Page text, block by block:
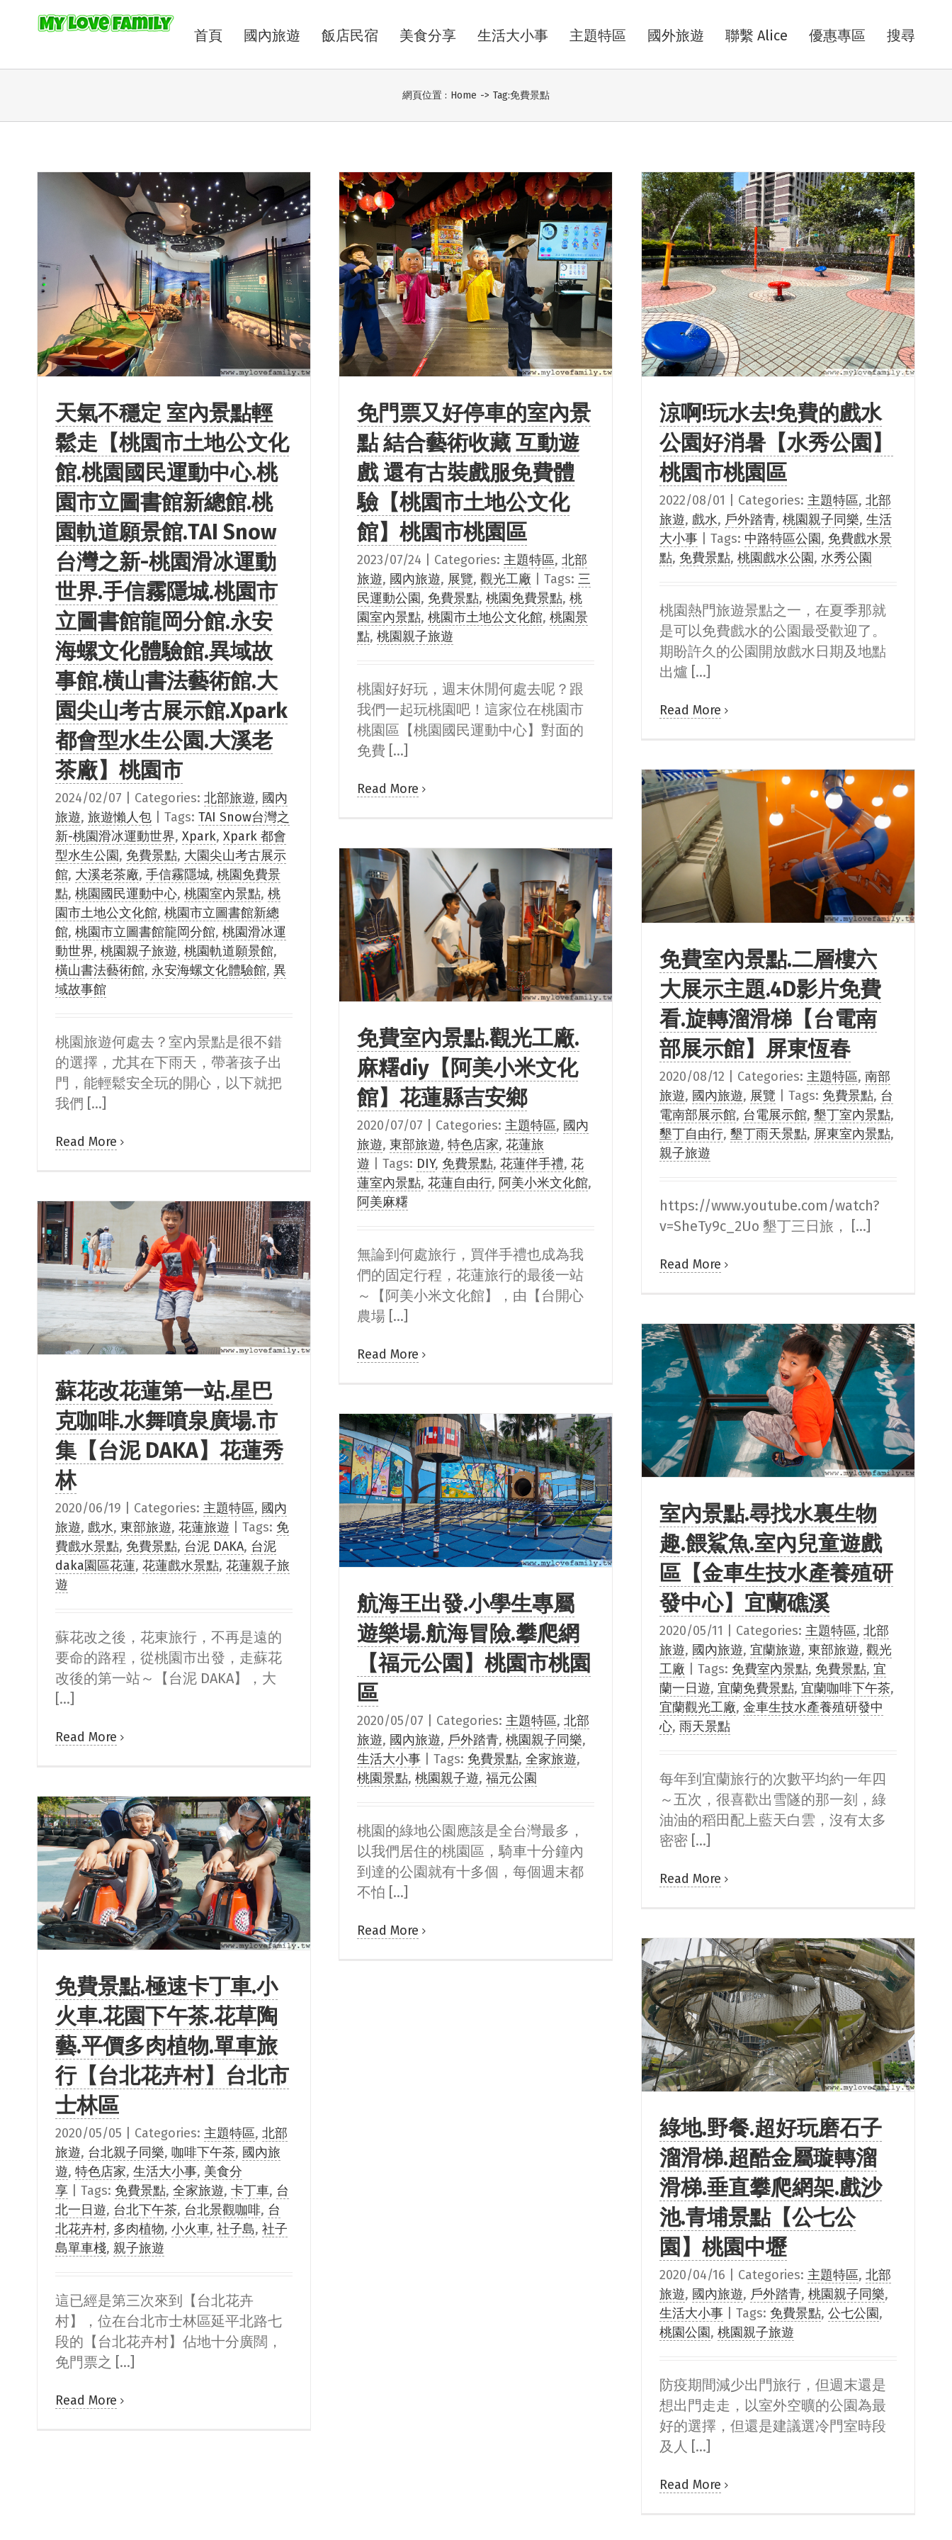
首頁 國內旅遊 飯店民宿 美食分享 生活大小事 主題特區 國外旅遊 聯繫 Alice 優惠專區 搜尋
網頁位置 : Home -> Tag:免費景點
天氣不穩定 室內景點輕
鬆走【桃園市土地公文化
館.桃園國民運動中心.桃
園市立圖書館新總館.桃
園軌道願景館.TAI Snow
台灣之新-桃園滑冰運動
世界.手信霧隱城.桃園市
立圖書館龍岡分館.永安
海螺文化體驗館.異域故
事館.橫山書法藝術館.大
園尖山考古展示館.Xpark
都會型水生公園.大溪老
茶廠】桃園市
2024/02/07 Categories: 北部旅遊, 國內
旅遊, 旅遊懶人包 Tags: TAI Snow台灣之
新-桃園滑冰運動世界, Xpark, Xpark 都會
型水生公園, 免費景點, 大園尖山考古展示
館, 大溪老茶廠, 手信霧隱城, 桃園免費景
點, 桃園國民運動中心, 桃園室內景點, 桃
園市土地公文化館, 桃園市立圖書館新總
館, 桃園市立圖書館龍岡分館, 桃園滑冰運
動世界, 桃園親子旅遊, 桃園軌道願景館,
橫山書法藝術館, 永安海螺文化體驗館, 異
域故事館
桃園旅遊何處去？室內景點是很不錯
的選擇，尤其在下雨天，帶著孩子出
門，能輕鬆安全玩的開心，以下就把
我們 [...]
Read More
免門票又好停車的室內景
點 結合藝術收藏 互動遊
戲 還有古裝戲服免費體
驗【桃園市土地公文化
館】桃園市桃園區
2023/07/24 Categories: 主題特區, 北部
旅遊, 國內旅遊, 展覽, 觀光工廠 Tags: 三
民運動公園, 免費景點, 桃園免費景點, 桃
園室內景點, 桃園市土地公文化館, 桃園景
點, 桃園親子旅遊
桃園好好玩，週末休閒何處去呢？跟
我們一起玩桃園吧！這家位在桃園市
桃園區【桃園國民運動中心】對面的
免費 [...]
Read More
涼啊!玩水去!免費的戲水
公園好消暑【水秀公園】
桃園市桃園區
2022/08/01 Categories: 主題特區, 北部
旅遊, 戲水, 戶外踏青, 桃園親子同樂, 生活
大小事
Tags: 中路特區公園, 免費戲水景
點, 免費景點, 桃園戲水公園, 水秀公園
桃園熱門旅遊景點之一，在夏季那就
是可以免費戲水的公園最受歡迎了。
期盼許久的公園開放戲水日期及地點
出爐 [...]
Read More
免費室內景點.二層樓六
大展示主題.4D影片免費
看.旋轉溜滑梯【台電南
部展示館】屏東恆春
2020/08/12 Categories: 主題特區, 南部
旅遊, 國內旅遊, 展覽 Tags: 免費景點, 台
電南部展示館, 台電展示館, 墾丁室內景點,
墾丁自由行, 墾丁雨天景點, 屏東室內景點,
親子旅遊
https://www.youtube.com/watch?
v=SheTy9c_2Uo 墾丁三日旅， [...]
Read More
免費室內景點.觀光工廠.
麻糬diy【阿美小米文化
館】花蓮縣吉安鄉
2020/07/07 Categories: 主題特區, 國內
旅遊, 東部旅遊, 特色店家, 花蓮旅
遊
Tags: DIY, 免費景點, 花蓮伴手禮, 花
蓮室內景點, 花蓮自由行, 阿美小米文化館,
阿美麻糬
無論到何處旅行，買伴手禮也成為我
們的固定行程，花蓮旅行的最後一站
～【阿美小米文化館】，由【台開心
農場 [...]
Read More
蘇花改花蓮第一站.星巴
克咖啡.水舞噴泉廣場.市
集【台泥 DAKA】花蓮秀
林
2020/06/19 Categories: 主題特區, 國內
旅遊, 戲水, 東部旅遊, 花蓮旅遊 Tags: 免
費戲水景點, 免費景點, 台泥 DAKA, 台泥
daka園區花蓮, 花蓮戲水景點, 花蓮親子旅
遊
蘇花改之後，花東旅行，不再是遠的
要命的路程，從桃園市出發，走蘇花
改後的第一站～【台泥 DAKA】，大
[...]
Read More
室內景點.尋找水裏生物
趣.餵鯊魚.室內兒童遊戲
區【金車生技水產養殖研
發中心】宜蘭礁溪
2020/05/11 Categories: 主題特區, 北部
旅遊, 國內旅遊, 宜蘭旅遊, 東部旅遊, 觀光
工廠
Tags: 免費室內景點, 免費景點, 宜
蘭一日遊, 宜蘭免費景點, 宜蘭咖啡下午茶,
宜蘭觀光工廠, 金車生技水產養殖研發中
心, 雨天景點
每年到宜蘭旅行的次數平均約一年四
～五次，很喜歡出雪隧的那一刻，綠
油油的稻田配上藍天白雲，沒有太多
密密 [...]
Read More
航海王出發.小學生專屬
遊樂場.航海冒險.攀爬網
【福元公園】桃園市桃園
區
2020/05/07 Categories: 主題特區, 北部
旅遊, 國內旅遊, 戶外踏青, 桃園親子同樂,
生活大小事
Tags: 免費景點, 全家旅遊,
桃園景點, 桃園親子遊, 福元公園
桃園的綠地公園應該是全台灣最多，
以我們居住的桃園區，騎車十分鐘內
到達的公園就有十多個，每個週末都
不怕 [...]
Read More
免費景點.極速卡丁車.小
火車.花園下午茶.花草陶
藝.平價多肉植物.單車旅
行【台北花卉村】台北市
士林區
2020/05/05 Categories: 主題特區, 北部
旅遊, 台北親子同樂, 咖啡下午茶, 國內旅
遊, 特色店家, 生活大小事, 美食分
享
Tags: 免費景點, 全家旅遊, 卡丁車, 台
北一日遊, 台北下午茶, 台北景觀咖啡, 台
北花卉村, 多肉植物, 小火車, 社子島, 社子
島單車棧, 親子旅遊
這已經是第三次來到【台北花卉
村】，位在台北市士林區延平北路七
段的【台北花卉村】佔地十分廣闊，
免門票之 [...]
Read More
綠地.野餐.超好玩磨石子
溜滑梯.超酷金屬璇轉溜
滑梯.垂直攀爬網架.戲沙
池.青埔景點【公七公
園】桃園中壢
2020/04/16 Categories: 主題特區, 北部
旅遊, 國內旅遊, 戶外踏青, 桃園親子同樂,
生活大小事
Tags: 免費景點, 公七公園,
桃園公園, 桃園親子旅遊
防疫期間減少出門旅行，但週末還是
想出門走走，以室外空曠的公園為最
好的選擇，但還是建議選冷門室時段
及人 [...]
Read More